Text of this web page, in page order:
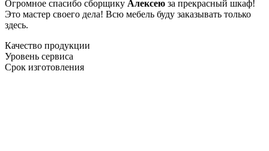
Огромное спасибо сборщику Алексею за прекрасный шкаф!
Это мастер своего дела! Всю мебель буду заказывать только
здесь.
Качество продукции
Уровень сервиса
Срок изготовления